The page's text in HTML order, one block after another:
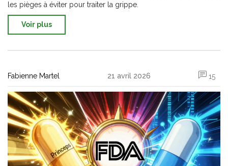
les pièges à éviter pour traiter la grippe.
Voir plus
Fabienne Martel 21 avril 2026 15